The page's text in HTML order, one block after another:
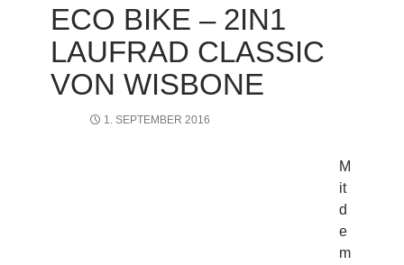
ECO BIKE – 2IN1
LAUFRAD CLASSIC
VON WISBONE
1. SEPTEMBER 2016
M
it
d
e
m